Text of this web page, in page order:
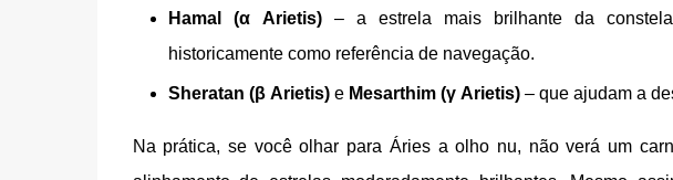
Hamal (α Arietis)– a estrela mais brilhante da
historicamente como referência de navegação.
Sheratan (β Arietis)e Mesarthim (γ Arietis)– que ajudam a
Na prática, se você olhar para Áries a olho nu, não verá um